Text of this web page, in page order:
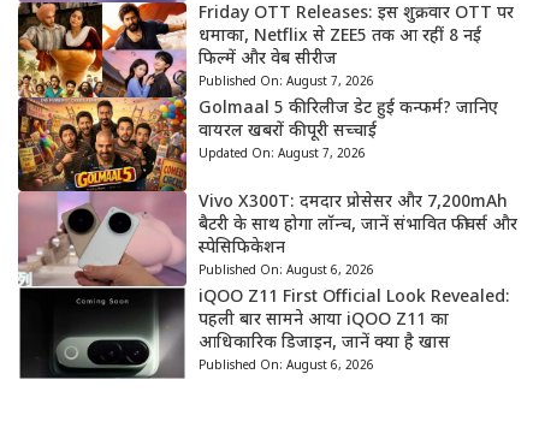
Friday OTT Releases: इस शुक्रवार OTT पर
धमाका, Netflix से ZEE5 तक आ रहीं 8 नई
फिल्में और वेब सीरीज
Published On: August 7, 2026
Golmaal 5 की रिलीज डेट हुई कन्फर्म? जानिए
वायरल खबरों की पूरी सच्चाई
Updated On: August 7, 2026
Vivo X300T: दमदार प्रोसेसर और 7,200mAh
बैटरी के साथ होगा लॉन्च, जानें संभावित फीचर्स और
स्पेसिफिकेशन
Published On: August 6, 2026
iQOO Z11 First Official Look Revealed:
पहली बार सामने आया iQOO Z11 का
आधिकारिक डिजाइन, जानें क्या है खास
Published On: August 6, 2026